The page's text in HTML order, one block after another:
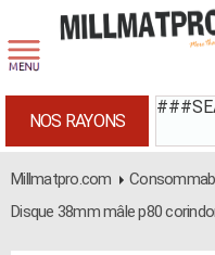
NOS RAYONS
Millmatpro.com
Disque 38mm mâle p80